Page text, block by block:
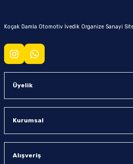
Koçak Damla Otomotiv İvedik Organize Sanayi
Üyelik
Kurumsal
Alışveriş